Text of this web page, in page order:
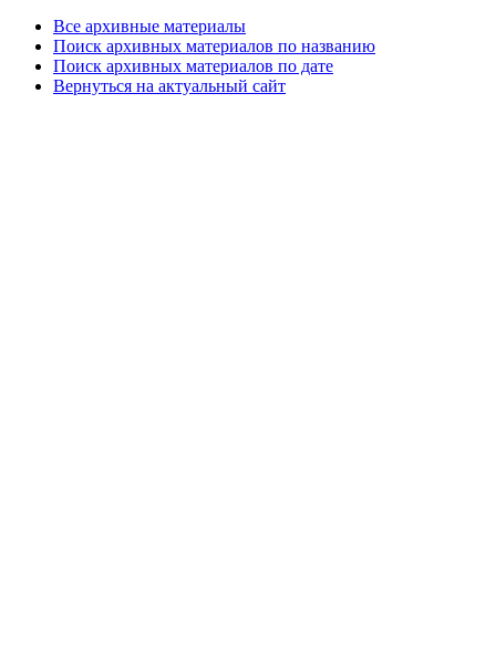
Все архивные материалы
Поиск архивных материалов по названию
Поиск архивных материалов по дате
Вернуться на актуальный сайт